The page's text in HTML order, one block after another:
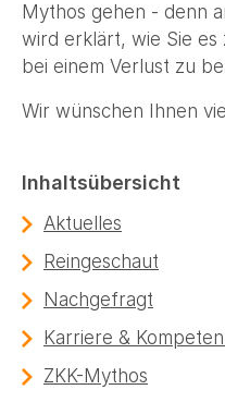
Mythos gehen - denn
wird erklärt, wie Sie es
bei einem Verlust zu
Wir wünschen Ihnen
Inhaltsübersicht
Aktuelles
Reingeschaut
Nachgefragt
Karriere &
ZKK-Mythos